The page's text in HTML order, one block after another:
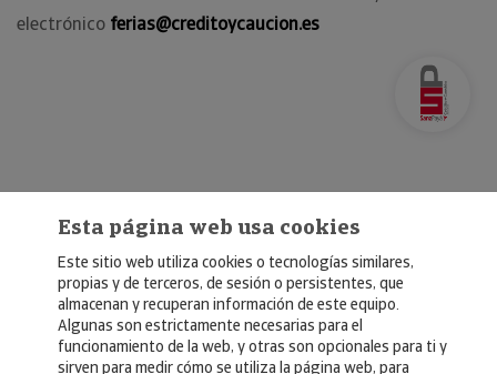
electrónico ferias@creditoycaucion.es
© Copyright 2026, Crédito y Caución
Esta página web usa cookies
Este sitio web utiliza cookies o tecnologías similares,
propias y de terceros, de sesión o persistentes, que
almacenan y recuperan información de este equipo.
Algunas son estrictamente necesarias para el
funcionamiento de la web, y otras son opcionales para ti y
sirven para medir cómo se utiliza la página web, para